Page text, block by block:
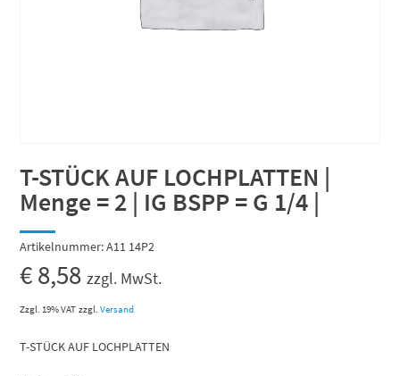
T-STÜCK AUF LOCHPLATTEN |
Menge = 2 | IG BSPP = G 1/4 |
Artikelnummer:A11 14P2
€8,58 zzgl. MwSt.
Zzgl. 19% VAT zzgl.Versand
T-STÜCK AUF LOCHPLATTEN